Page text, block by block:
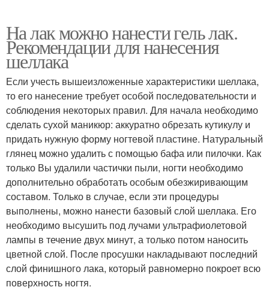
На лак можно нанести гель лак.
Рекомендации для нанесения
шеллака
Если учесть вышеизложенные характеристики шеллака,
то его нанесение требует особой последовательности и
соблюдения некоторых правил. Для начала необходимо
сделать сухой маникюр: аккуратно обрезать кутикулу и
придать нужную форму ногтевой пластине. Натуральный
глянец можно удалить с помощью бафа или пилочки. Как
только Вы удалили частички пыли, ногти необходимо
дополнительно обработать особым обезжиривающим
составом. Только в случае, если эти процедуры
выполнены, можно нанести базовый слой шеллака. Его
необходимо высушить под лучами ультрафиолетовой
лампы в течение двух минут, а только потом наносить
цветной слой. После просушки накладывают последний
слой финишного лака, который равномерно покроет всю
поверхность ногтя.